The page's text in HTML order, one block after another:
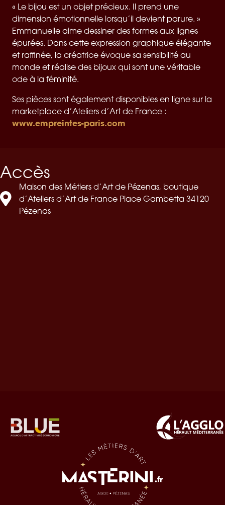
« Le bijou est un objet précieux. Il prend une
dimension émotionnelle lorsqu’il devient parure. »
Emmanuelle aime dessiner des formes aux lignes
épurées. Dans cette expression graphique élégante
et raffinée, la créatrice évoque sa sensibilité au
monde et réalise des bijoux qui sont une véritable
ode à la féminité.
Ses pièces sont également disponibles en ligne sur la
marketplace d’Ateliers d’Art de France :
www.empreintes-paris.com
Accès
Maison des Métiers d’Art de Pézenas, boutique
d’Ateliers d’Art de France Place Gambetta 34120
Pézenas